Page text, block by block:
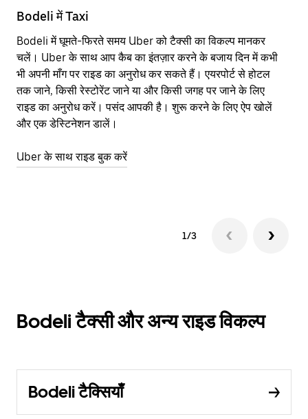
Bodeli में Taxi
Bodeli में घूमते-फिरते समय Uber को टैक्सी का विकल्प मानकर
चलें। Uber के साथ आप कैब का इंतज़ार करने के बजाय दिन में कभी
भी अपनी माँग पर राइड का अनुरोध कर सकते हैं। एयरपोर्ट से होटल
तक जाने, किसी रेस्टोरेंट जाने या और किसी जगह पर जाने के लिए
राइड का अनुरोध करें। पसंद आपकी है। शुरू करने के लिए ऐप खोलें
और एक डेस्टिनेशन डालें।
Uber के साथ राइड बुक करें
1/3
Bodeli टैक्सी और अन्य राइड विकल्प
Bodeli टैक्सियाँ